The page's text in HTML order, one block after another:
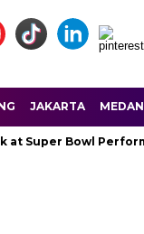
JAKARTA MEDAN
Bowl